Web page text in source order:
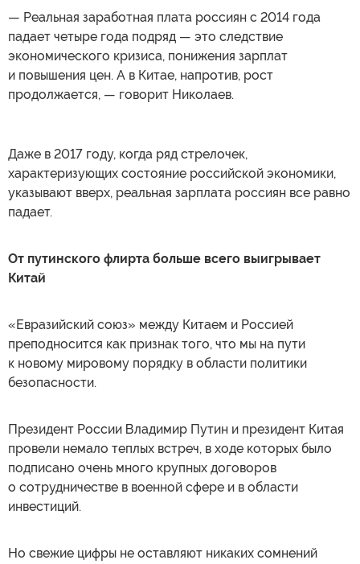
— Реальная заработная плата россиян с 2014 года
падает четыре года подряд — это следствие
экономического кризиса, понижения зарплат
и повышения цен. А в Китае, напротив, рост
продолжается, — говорит Николаев.
Даже в 2017 году, когда ряд стрелочек,
характеризующих состояние российской экономики,
указывают вверх, реальная зарплата россиян все равно
падает.
От путинского флирта больше всего выигрывает
Китай
«Евразийский союз» между Китаем и Россией
преподносится как признак того, что мы на пути
к новому мировому порядку в области политики
безопасности.
Президент России Владимир Путин и президент Китая
провели немало теплых встреч, в ходе которых было
подписано очень много крупных договоров
о сотрудничестве в военной сфере и в области
инвестиций.
Но свежие цифры не оставляют никаких сомнений